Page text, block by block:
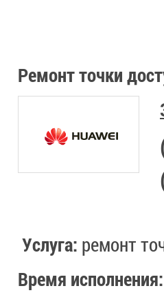
Ремонт точки
Услуга: ремонт
Время